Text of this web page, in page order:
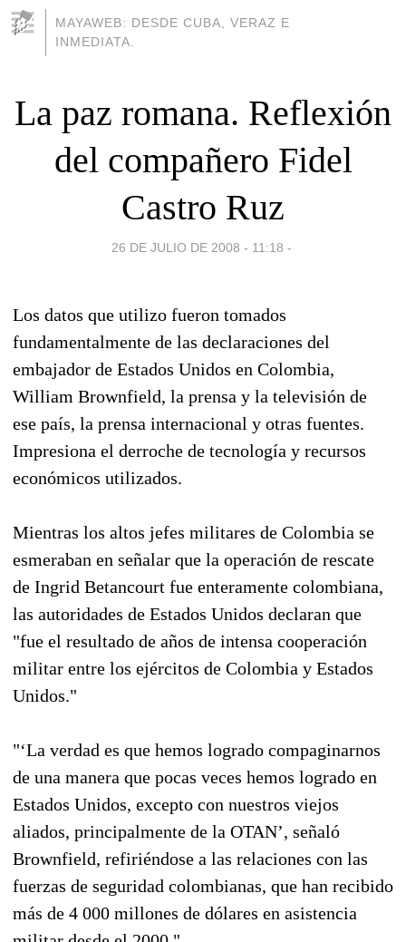
MAYAWEB: DESDE CUBA, VERAZ E
INMEDIATA.
La paz romana. Reflexión
del compañero Fidel
Castro Ruz
26 DE JULIO DE 2008 - 11:18 -
Los datos que utilizo fueron tomados
fundamentalmente de las declaraciones del
embajador de Estados Unidos en Colombia,
William Brownfield, la prensa y la televisión de
ese país, la prensa internacional y otras fuentes.
Impresiona el derroche de tecnología y recursos
económicos utilizados.
Mientras los altos jefes militares de Colombia se
esmeraban en señalar que la operación de rescate
de Ingrid Betancourt fue enteramente colombiana,
las autoridades de Estados Unidos declaran que
"fue el resultado de años de intensa cooperación
militar entre los ejércitos de Colombia y Estados
Unidos."
"‘La verdad es que hemos logrado compaginarnos
de una manera que pocas veces hemos logrado en
Estados Unidos, excepto con nuestros viejos
aliados, principalmente de la OTAN’, señaló
Brownfield, refiriéndose a las relaciones con las
fuerzas de seguridad colombianas, que han recibido
más de 4 000 millones de dólares en asistencia